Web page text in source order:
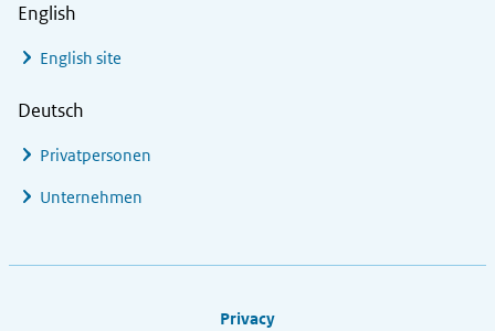
English
English site
Deutsch
Privatpersonen
Unternehmen
Privacy